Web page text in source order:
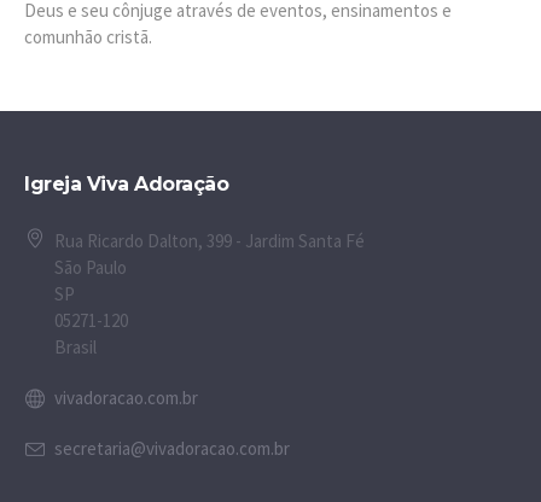
Deus e seu cônjuge através de eventos, ensinamentos e
comunhão cristã.
Igreja Viva Adoração
Rua Ricardo Dalton, 399 - Jardim Santa Fé
São Paulo
SP
05271-120
Brasil
vivadoracao.com.br
secretaria@vivadoracao.com.br